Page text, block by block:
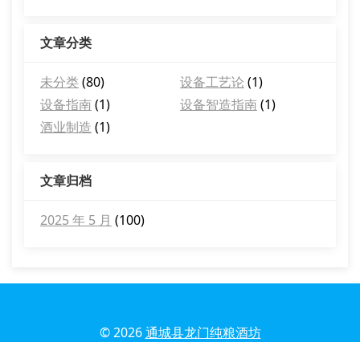
文章分类
未分类(80) 设备工艺论 (1)
设备指南(1) 设备智造指南(1)
酒业制造 (1)
文章归档
2025 年 5 月 (100)
© 2026通城县龙门纯粮酒坊